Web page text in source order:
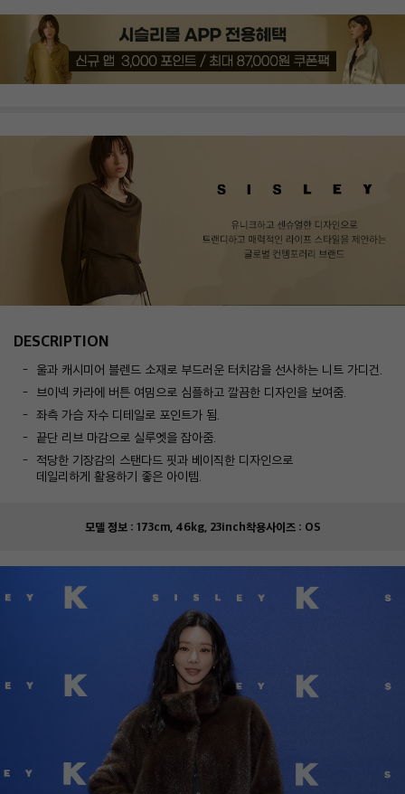
DESCRIPTION
울과 캐시미어 블렌드 소재로 부드러운 터치감을 선사하는 니트 가디건.
브이넥 카라에 버튼 여밈으로 심플하고 깔끔한 디자인을 보여줌.
좌측 가슴 자수 디테일로 포인트가 됨.
끝단 리브 마감으로 실루엣을 잡아줌.
적당한 기장감의 스탠다드 핏과 베이직한 디자인으로
데일리하게 활용하기 좋은 아이템.
모델 정보 : 173cm, 46kg, 23inch착용사이즈 : OS